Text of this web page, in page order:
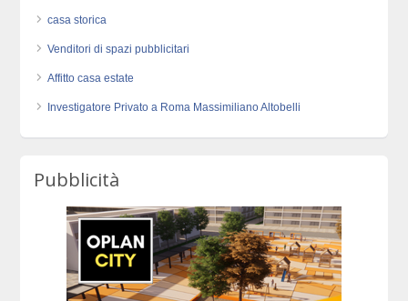
casa storica
Venditori di spazi pubblicitari
Affitto casa estate
Investigatore Privato a Roma Massimiliano Altobelli
Pubblicità